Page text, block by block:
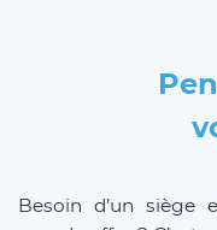
Besoin d’un siège